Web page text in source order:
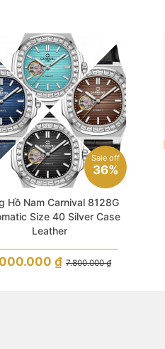
Sale off
36%
Hồ Nam Carnival 8128G
Size 40 Silver Case
Leather
7.800.000₫
₫